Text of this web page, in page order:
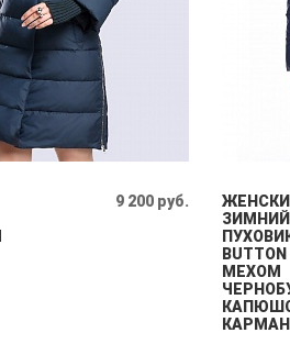
9 200 руб.
ЗИМНИЙ
МЕХОМ